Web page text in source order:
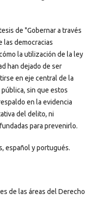
de "Gobernar a través
las democracias
la utilización de la ley
han dejado de ser
en eje central de la
sin que estos
en la evidencia
del delito, ni
para prevenirlo.
español y portugués.
de las áreas del Derecho